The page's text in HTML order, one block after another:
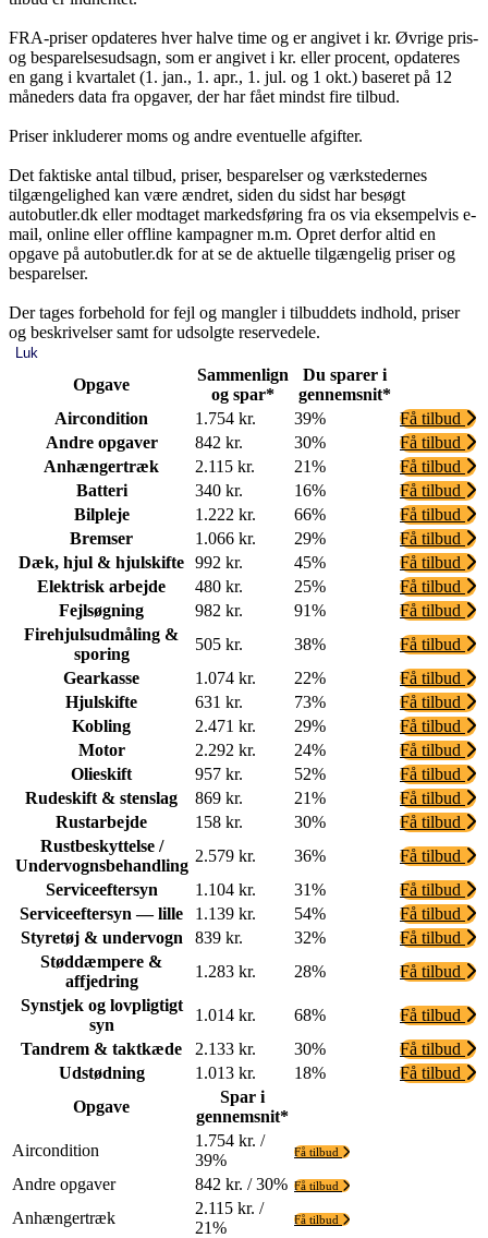
FRA-priser opdateres hver halve time og er angivet i kr. Øvrige pris-
og besparelsesudsagn, som er angivet i kr. eller procent, opdateres
en gang i kvartalet (1. jan., 1. apr., 1. jul. og 1 okt.) baseret på 12
måneders data fra opgaver, der har fået mindst fire tilbud.
Priser inkluderer moms og andre eventuelle afgifter.
Det faktiske antal tilbud, priser, besparelser og værkstedernes
tilgængelighed kan være ændret, siden du sidst har besøgt
autobutler.dk eller modtaget markedsføring fra os via eksempelvis e-
mail, online eller offline kampagner m.m. Opret derfor altid en
opgave på autobutler.dk for at se de aktuelle tilgængelig priser og
besparelser.
Der tages forbehold for fejl og mangler i tilbuddets indhold, priser
og beskrivelser samt for udsolgte reservedele.
Luk
Opgave
Sammenlign
og spar*
Du sparer i
gennemsnit*
Aircondition
1.754 kr. 39%
Få tilbud
Andre opgaver
842 kr. 30%
Få tilbud
Anhængertræk
2.115 kr. 21%
Få tilbud
Batteri
340 kr. 16%
Få tilbud
Bilpleje
1.222 kr. 66%
Få tilbud
Bremser
1.066 kr. 29%
Få tilbud
Dæk, hjul & hjulskifte 992 kr. 45%
Få tilbud
Elektrisk arbejde
480 kr. 25%
Få tilbud
Fejlsøgning
982 kr. 91%
Få tilbud
Firehjulsudmåling &
sporing
505 kr. 38%
Få tilbud
Gearkasse
1.074 kr. 22%
Få tilbud
Hjulskifte
631 kr. 73%
Få tilbud
Kobling
2.471 kr. 29%
Få tilbud
Motor
2.292 kr. 24%
Få tilbud
Olieskift
957 kr. 52%
Få tilbud
Rudeskift & stenslag
869 kr. 21%
Få tilbud
Rustarbejde
158 kr. 30%
Få tilbud
Rustbeskyttelse /
Undervognsbehandling
2.579 kr. 36%
Få tilbud
Serviceeftersyn
1.104 kr. 31%
Få tilbud
Serviceeftersyn — lille
1.139 kr. 54%
Få tilbud
Styretøj & undervogn
839 kr. 32%
Få tilbud
Støddæmpere &
affjedring
1.283 kr. 28%
Få tilbud
Synstjek og lovpligtigt
syn
1.014 kr. 68%
Få tilbud
Tandrem & taktkæde
2.133 kr. 30%
Få tilbud
Udstødning
1.013 kr. 18%
Få tilbud
Opgave
Spar i
gennemsnit*
Aircondition
1.754 kr. /
39%
Få tilbud
Andre opgaver 842 kr. / 30% Få tilbud
Anhængertræk
2.115 kr. /
21%
Få tilbud